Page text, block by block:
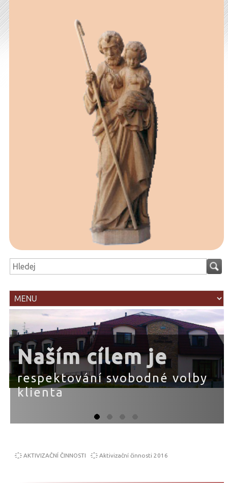
Naším cílem je
respektování svobodné volby
klienta
AKTIVIZAČNÍ ČINNOSTI Aktivizační činnosti 2016